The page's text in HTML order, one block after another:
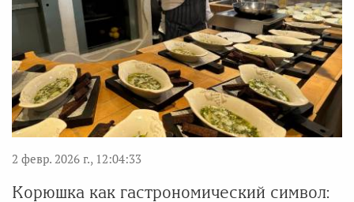
2 февр. 2026 г., 12:04:33
Корюшка как гастрономический символ: